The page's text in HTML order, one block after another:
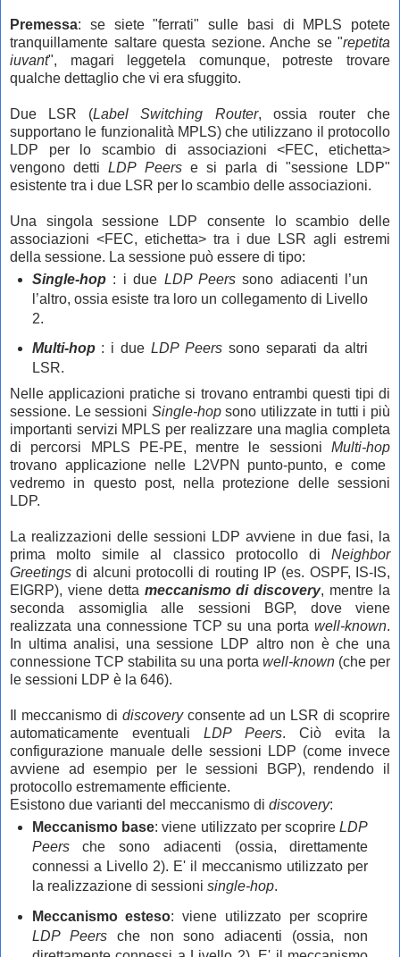
Premessa: se siete "ferrati" sulle basi di MPLS potete
tranquillamente saltare questa sezione. Anche se "repetita
iuvant", magari leggetela comunque, potreste trovare
qualche dettaglio che vi era sfuggito.
Due LSR (Label Switching Router, ossia router che
supportano le funzionalità MPLS) che utilizzano il protocollo
LDP per lo scambio di associazioni <FEC, etichetta>
vengono dettiLDP Peerse si parla di "sessione LDP"
esistente tra i due LSR per lo scambio delle associazioni.
Una singola sessione LDP consente lo scambio delle
associazioni <FEC, etichetta> tra i due LSR agli estremi
della sessione. La sessione può essere di tipo:
Single-hop: i due LDP Peerssono adiacenti l’un
l’altro, ossia esiste tra loro un collegamento di Livello
2.
Multi-hop: i dueLDP Peerssono separati da altri
LSR.
Nelle applicazioni pratiche si trovano entrambi questi tipi di
sessione. Le sessioni Single-hopsono utilizzate in tutti i più
importanti servizi MPLS per realizzare una maglia completa
di percorsi MPLS PE-PE, mentre le sessioni Multi-hop
trovano applicazione nelle L2VPN punto-punto, e come
vedremo in questo post, nella protezione delle sessioni
LDP.
La realizzazioni delle sessioni LDP avviene in due fasi, la
prima molto simile al classico protocollo di Neighbor
Greetingsdi alcuni protocolli di routing IP (es. OSPF, IS-IS,
EIGRP), viene detta meccanismo di discovery, mentre la
seconda assomiglia alle sessioni BGP, dove viene
realizzata una connessione TCP su una porta well-known.
In ultima analisi, una sessione LDP altro non è che una
connessione TCP stabilita su una porta well-known (che per
le sessioni LDP è la 646).
Il meccanismo di discovery consente ad un LSR di scoprire
automaticamente eventuali LDP Peers. Ciò evita la
configurazione manuale delle sessioni LDP (come invece
avviene ad esempio per le sessioni BGP), rendendo il
protocollo estremamente efficiente.
Esistono due varianti del meccanismo di discovery:
Meccanismo base: viene utilizzato per scoprireLDP
Peersche sono adiacenti (ossia, direttamente
connessi a Livello 2). E' il meccanismo utilizzato per
la realizzazione di sessioni single-hop.
Meccanismo esteso: viene utilizzato per scoprire
LDP Peersche non sono adiacenti (ossia, non